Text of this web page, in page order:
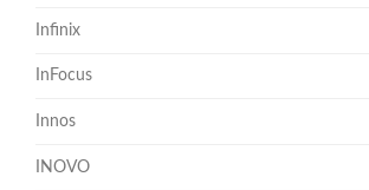
Infinix
InFocus
Innos
INOVO